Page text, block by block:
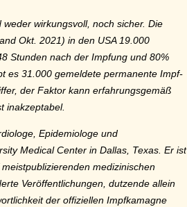
weder wirkungsvoll, noch sicher. Die
Okt. 2021) in den USA 19.000
Stunden nach der Impfung und 80%
es 31.000 gemeldete permanente Impf-
der Faktor kann erfahrungsgemäß
inakzeptabel.
Epidemiologe und
Medical Center in Dallas, Texas. Er ist
medizinischen
Veröffentlichungen, dutzende allein
der offiziellen Impfkamagne